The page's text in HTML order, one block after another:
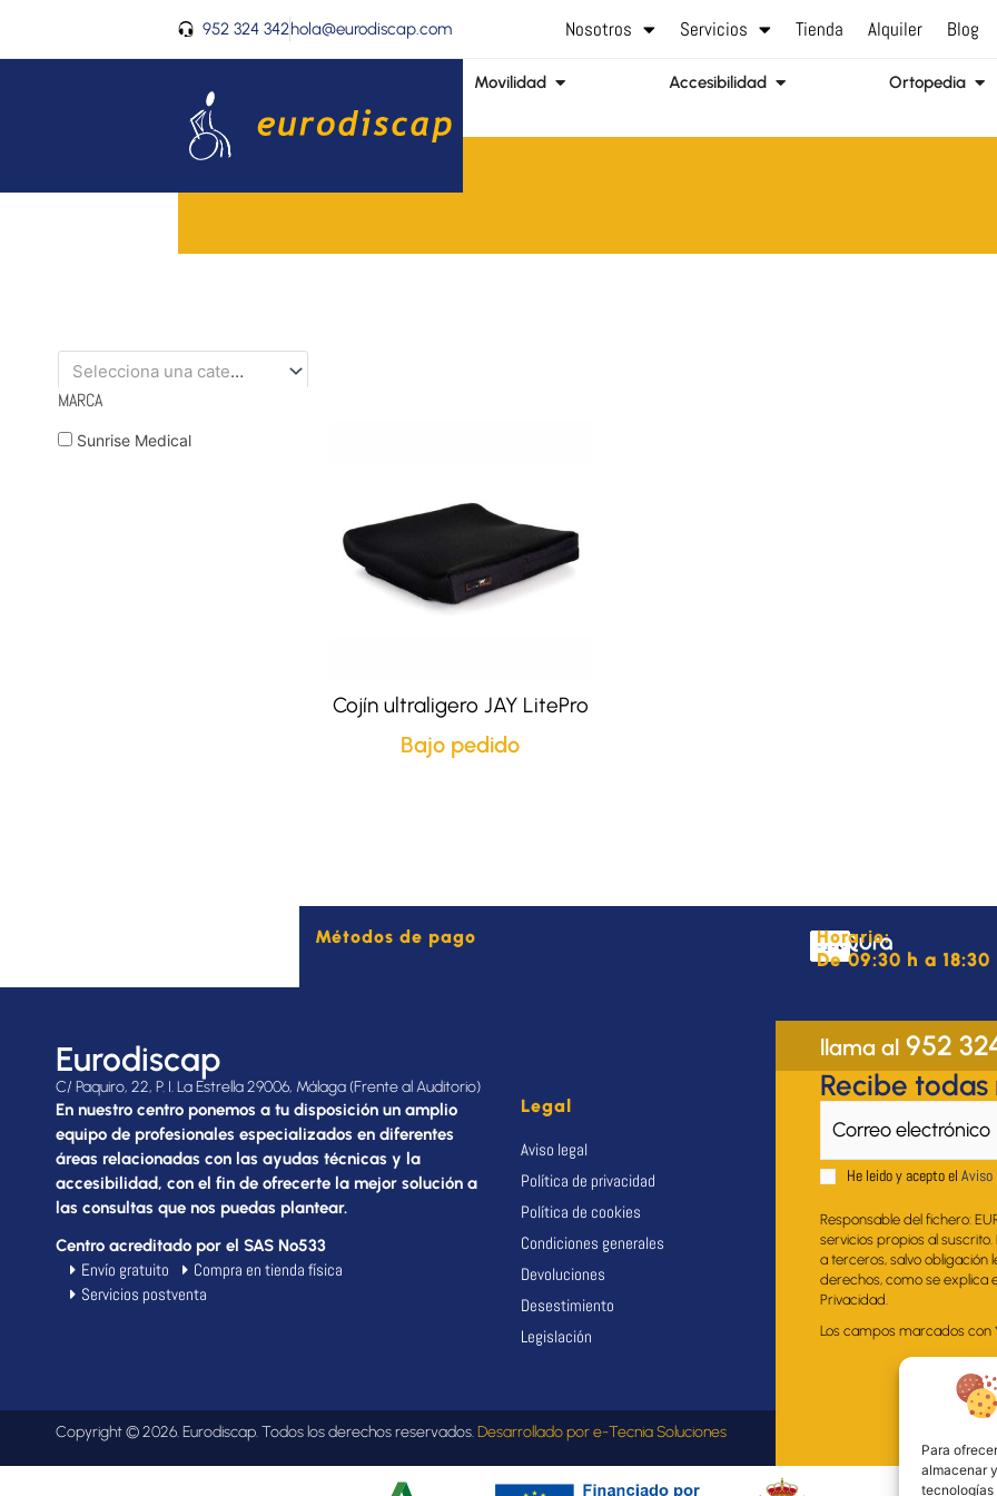
Para
almacenar
tecnologías
contenido
952 324 342hola@eurodiscap.com Nosotros Servicios Tienda Alquiler Blog
Movilidad Abrir Movilidad Accesibilidad Abrir AccesibilidadOrtopedia
Selecciona una categoría
MARCA
Sunrise Medical
Cojín ultraligero JAY LitePro
Bajo pedido
Métodos de pago Horario:
De 09:30 h a 18:30
Eurodiscap
C/ Paquiro, 22, P. I. La Estrella 29006, Málaga (Frente al Auditorio)
En nuestro centro ponemos a tu disposición un amplio
equipo de profesionales especializados en diferentes
áreas relacionadas con las ayudas técnicas y la
accesibilidad, con el fin de ofrecerte la mejor solución a
las consultas que nos puedas plantear.
Centro acreditado por el SAS Nº533
Envío gratuito
Compra en tienda física
Servicios postventa
Legal
Aviso legal
Política de privacidad
Política de cookies
Condiciones generales
Devoluciones
Desestimiento
Legislación
llama al952
Recibe
He leido y acepto el Aviso
Responsable del fichero:
servicios propios al
a terceros, salvo obligación
derechos, como se explica
Privacidad.
Los campos marcados con
Copyright © 2026. Eurodiscap. Todos los derechos reservados.Desarrollado pore-Tecnia Soluciones